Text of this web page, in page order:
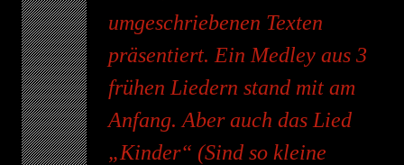
umgeschriebenen Texten
präsentiert. Ein Medley aus 3
frühen Liedern stand mit am
Anfang. Aber auch das Lied
„Kinder“ (Sind so kleine